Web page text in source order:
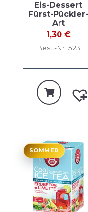
Eis-Dessert
Fürst-Pückler-
Art
1,30 €
Best.-Nr: 523
SOMMER